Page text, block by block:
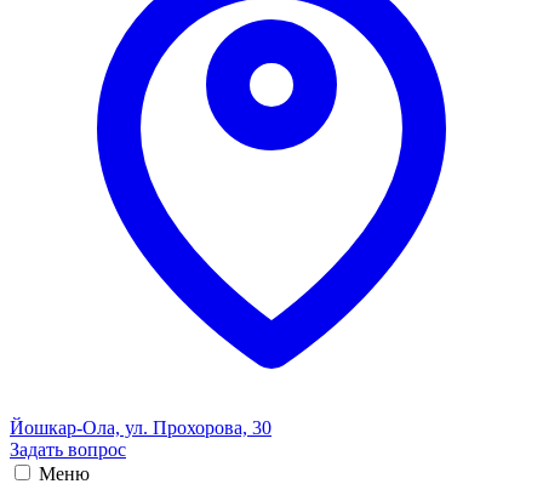
Йошкар-Ола, ул. Прохорова, 30
Задать вопрос
Меню